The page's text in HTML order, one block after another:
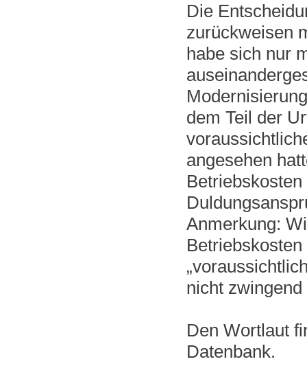
Die
zurückweisen
habe sich nur
dem Teil der
angesehen
Anmerkung:
nicht
Den Wortlaut
Datenbank.